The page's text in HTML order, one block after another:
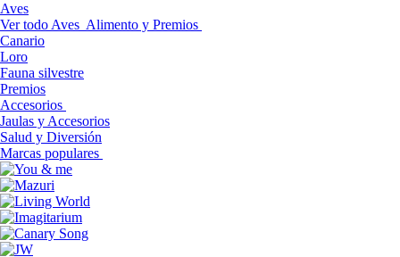
Aves
Ver todo Aves Alimento y Premios
Canario
Loro
Fauna silvestre
Premios
Accesorios
Jaulas y Accesorios
Salud y Diversión
Marcas populares